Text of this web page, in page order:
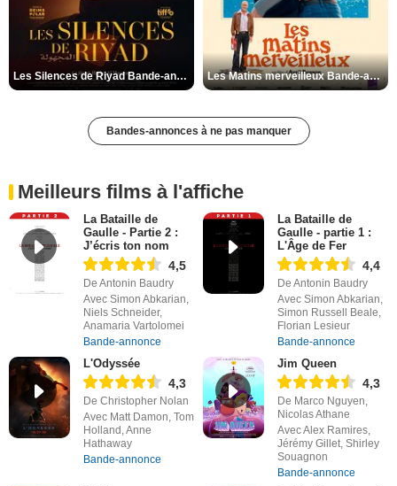
Les Silences de Riyad Bande-annonce VO STFR Les Matins merveilleux Bande-annonce VF
Bandes-annonces à ne pas manquer
Meilleurs films à l'affiche
La Bataille de
Gaulle - Partie 2 :
J’écris ton nom
4,5
De Antonin Baudry
Avec Simon Abkarian,
Niels Schneider,
Anamaria Vartolomei
Bande-annonce
La Bataille de
Gaulle - partie 1 :
L'Âge de Fer
4,4
De Antonin Baudry
Avec Simon Abkarian,
Simon Russell Beale,
Florian Lesieur
Bande-annonce
L'Odyssée
4,3
De Christopher Nolan
Avec Matt Damon, Tom
Holland, Anne
Hathaway
Bande-annonce
Jim Queen
4,3
De Marco Nguyen,
Nicolas Athane
Avec Alex Ramires,
Jérémy Gillet, Shirley
Souagnon
Bande-annonce